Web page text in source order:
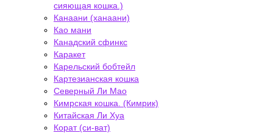
сияющая кошка.)
Канаани (ханаани)
Као мани
Канадский сфинкс
Каракет
Карельский бобтейл
Картезианская кошка
Северный Ли Мао
Кимрская кошка. (Кимрик)
Китайская Ли Хуа
Корат (си-ват)